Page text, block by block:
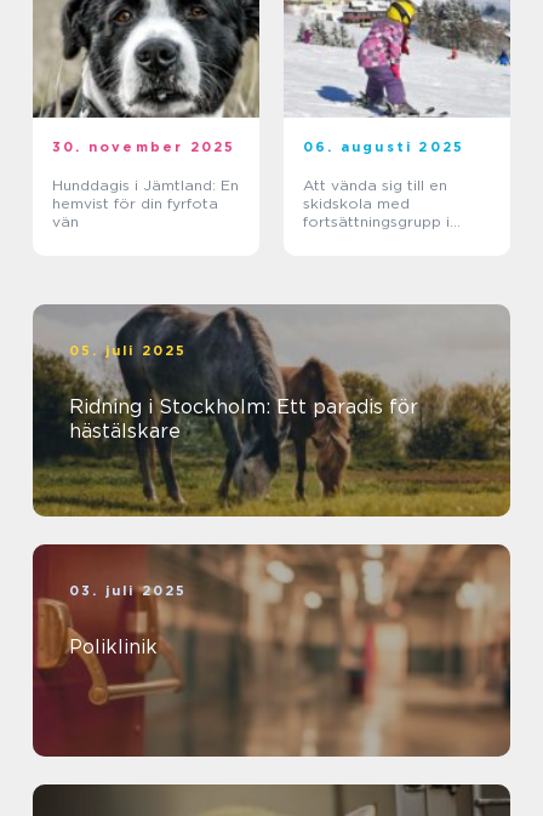
30. november 2025
Hunddagis i Jämtland: En
hemvist för din fyrfota
vän
06. augusti 2025
Att vända sig till en
skidskola med
fortsättningsgrupp i
05. juli 2025
Ridning i Stockholm: Ett paradis för
hästälskare
03. juli 2025
Poliklinik